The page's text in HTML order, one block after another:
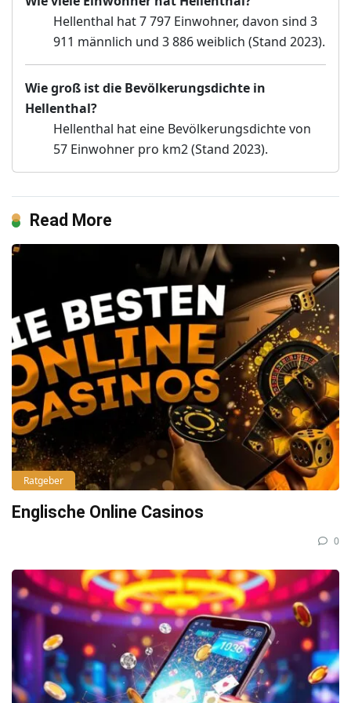
Hellenthal hat 7 797 Einwohner, davon sind 3
911 männlich und 3 886 weiblich (Stand 2023).
Wie groß ist die Bevölkerungsdichte in
Hellenthal?
Hellenthal hat eine Bevölkerungsdichte von
57 Einwohner pro km2 (Stand 2023).
Read More
Ratgeber
Englische Online Casinos
0